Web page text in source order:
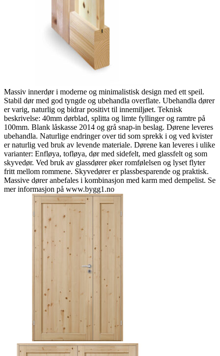
Massiv innerdør i moderne og minimalistisk design med ett speil.
Stabil dør med god tyngde og ubehandla overflate. Ubehandla dører
er varig, naturlig og bidrar positivt til innemiljøet. Teknisk
beskrivelse: 40mm dørblad, splitta og limte fyllinger og ramtre på
100mm. Blank låskasse 2014 og grå snap-in beslag. Dørene leveres
ubehandla. Naturlige endringer over tid som sprekk i og ved kvister
er naturlig ved bruk av levende materiale. Dørene kan leveres i ulike
varianter: Enfløya, tofløya, dør med sidefelt, med glassfelt og som
skyvedør. Ved bruk av glassdører øker romfølelsen og lyset flyter
fritt mellom rommene. Skyvedører er plassbesparende og praktisk.
Massive dører anbefales i kombinasjon med karm med dempelist. Se
mer informasjon på www.bygg1.no